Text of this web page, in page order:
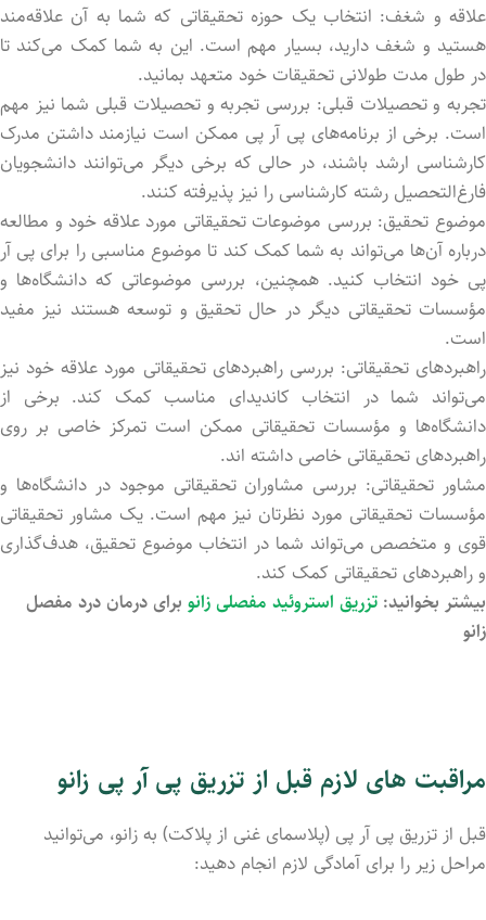
علاقه و شغف: انتخاب یک حوزه تحقیقاتی که شما به آن علاقه‌مند
هستید و شغف دارید، بسیار مهم است. این به شما کمک می‌کند تا
در طول مدت طولانی تحقیقات خود متعهد بمانید.
تجربه و تحصیلات قبلی: بررسی تجربه و تحصیلات قبلی شما نیز مهم
است. برخی از برنامه‌های پی آر پی ممکن است نیازمند داشتن مدرک
کارشناسی ارشد باشند، در حالی که برخی دیگر می‌توانند دانشجویان
فارغ‌التحصیل رشته کارشناسی را نیز پذیرفته کنند.
موضوع تحقیق: بررسی موضوعات تحقیقاتی مورد علاقه خود و مطالعه
درباره آن‌ها می‌تواند به شما کمک کند تا موضوع مناسبی را برای پی آر
پی خود انتخاب کنید. همچنین، بررسی موضوعاتی که دانشگاه‌ها و
مؤسسات تحقیقاتی دیگر در حال تحقیق و توسعه هستند نیز مفید
است.
راهبردهای تحقیقاتی: بررسی راهبردهای تحقیقاتی مورد علاقه خود نیز
می‌تواند شما در انتخاب کاندیدای مناسب کمک کند. برخی از
دانشگاه‌ها و مؤسسات تحقیقاتی ممکن است تمرکز خاصی بر روی
راهبردهای تحقیقاتی خاصی داشته اند.
مشاور تحقیقاتی: بررسی مشاوران تحقیقاتی موجود در دانشگاه‌ها و
مؤسسات تحقیقاتی مورد نظرتان نیز مهم است. یک مشاور تحقیقاتی
قوی و متخصص می‌تواند شما در انتخاب موضوع تحقیق، هدف‌گذاری
و راهبردهای تحقیقاتی کمک کند.
بیشتر بخوانید: تزریق استروئید مفصلی زانو برای درمان درد مفصل
زانو
مراقبت های لازم قبل از تزریق پی آر پی زانو
قبل از تزریق پی آر پی (پلاسمای غنی از پلاکت) به زانو، می‌توانید
مراحل زیر را برای آمادگی لازم انجام دهید: